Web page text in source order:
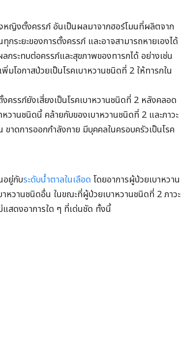
หญิงตั้งครรภ์ อันเป็นผลมาจากฮอร์โมนที่ผลิตจาก
ระยะของการตั้งครรภ์ และอาจสามารถหายเองได้
ระทบต่อครรภ์และสุขภาพของทารกได้ อย่างเช่น
โอกาสป่วยเป็นโรคเบาหวานชนิดที่ 2 ให้ทารกใน
ครรภ์ยังเสี่ยงเป็นโรคเบาหวานชนิดที่ 2 หลังคลอด
วานชนิดนี้ คล้ายกับของเบาหวานชนิดที่ 2 และภาวะ
าดการออกกำลังกาย มีบุคคลในครอบครัวเป็นโรค
อยู่กับระดับน้ำตาลในเลือด โดยอาการผู้ป่วยเบาหวาน
หวานชนิดอื่น ในขณะที่ผู้ป่วยเบาหวานชนิดที่ 2 ภาวะ
แสดงอาการใด ๆ ที่เด่นชัด ทั้งนี้